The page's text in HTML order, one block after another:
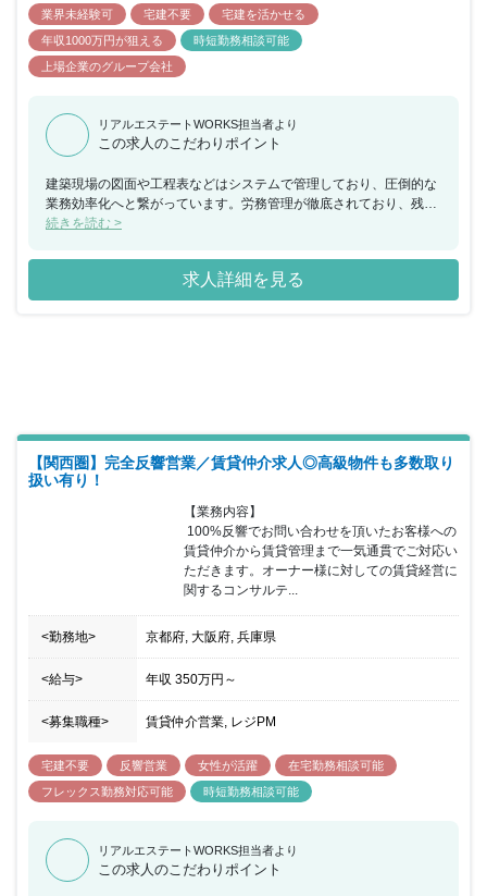
業界未経験可 宅建不要
宅建を活かせる
年収1000万円が狙える
時短勤務相談可能
上場企業のグループ会社
リアルエステートWORKS担当者より
この求人のこだわりポイント
建築現場の図面や工程表などはシステムで管理しており、圧倒的な
業務効率化へと繋がっています。労務管理が徹底されており、残業
時間は35時間以内に抑える方針となっています。営業所内の風通
社員に対して手厚いサポートがあるため、働きやすい環境がありま
続きを読む >
求人詳細を見る
【関西圏】完全反響営業／賃貸仲介求人◎高級物件も多数取り
扱い有り！
【業務内容】
賃貸仲介から賃貸管理まで一気通貫でご対応い
ただきます。オーナー様に対しての賃貸経営に
関するコンサルテ...
<勤務地> 京都府, 大阪府, 兵庫県
<給与> 年収 350万円 ～
<募集職種> 賃貸仲介営業, レジPM
宅建不要 反響営業 女性が活躍
在宅勤務相談可能
フレックス勤務対応可能
時短勤務相談可能
リアルエステートWORKS担当者より
この求人のこだわりポイント